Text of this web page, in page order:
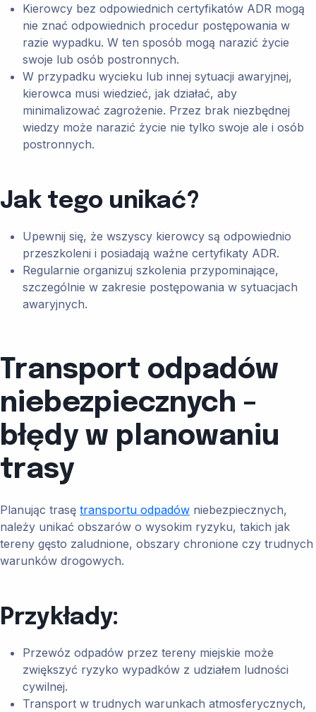
Kierowcy bez odpowiednich certyfikatów ADR mogą
nie znać odpowiednich procedur postępowania w
razie wypadku. W ten sposób mogą narazić życie
swoje lub osób postronnych.
W przypadku wycieku lub innej sytuacji awaryjnej,
kierowca musi wiedzieć, jak działać, aby
minimalizować zagrożenie. Przez brak niezbędnej
wiedzy może narazić życie nie tylko swoje ale i osób
postronnych.
Jak tego unikać?
Upewnij się, że wszyscy kierowcy są odpowiednio
przeszkoleni i posiadają ważne certyfikaty ADR.
Regularnie organizuj szkolenia przypominające,
szczególnie w zakresie postępowania w sytuacjach
awaryjnych.
Transport odpadów
niebezpiecznych –
błędy w planowaniu
trasy
Planując trasę transportu odpadów niebezpiecznych,
należy unikać obszarów o wysokim ryzyku, takich jak
tereny gęsto zaludnione, obszary chronione czy trudnych
warunków drogowych.
Przykłady:
Przewóz odpadów przez tereny miejskie może
zwiększyć ryzyko wypadków z udziałem ludności
cywilnej.
Transport w trudnych warunkach atmosferycznych,